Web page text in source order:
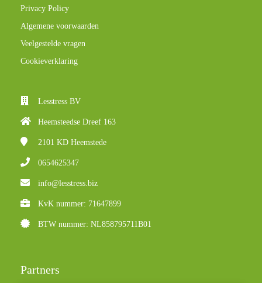
Privacy Policy
Algemene voorwaarden
Veelgestelde vragen
Cookieverklaring
Lesstress BV
Heemsteedse Dreef 163
2101 KD Heemstede
0654625347
info@lesstress.biz
KvK nummer: 71647899
BTW nummer: NL858795711B01
Partners